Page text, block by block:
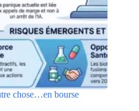
chose…en bourse